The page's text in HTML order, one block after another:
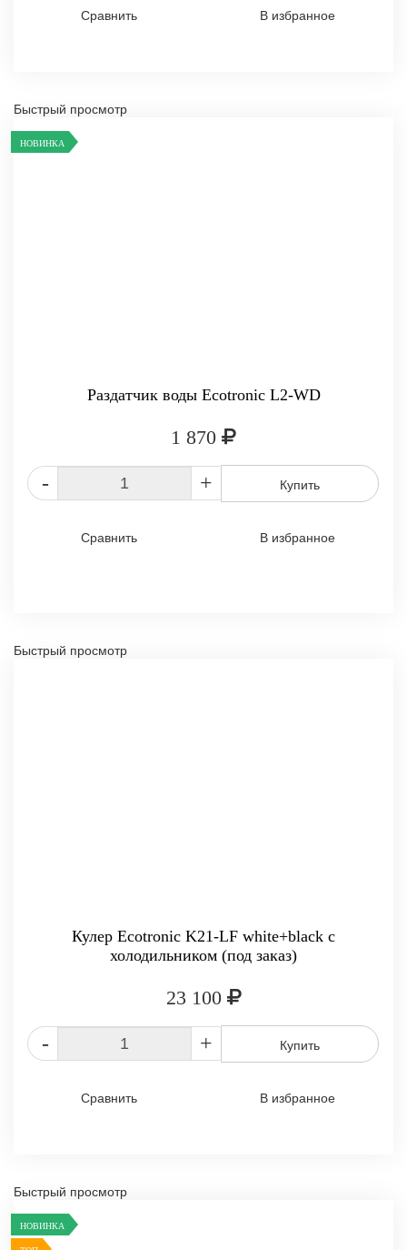
Сравнить В избранное
Быстрый просмотр
НОВИНКА
Раздатчик воды Ecotronic L2-WD
1 870
- + Купить
Сравнить В избранное
Быстрый просмотр
Кулер Ecotronic K21-LF white+black с
холодильником (под заказ)
23 100
- + Купить
Сравнить В избранное
Быстрый просмотр
НОВИНКА